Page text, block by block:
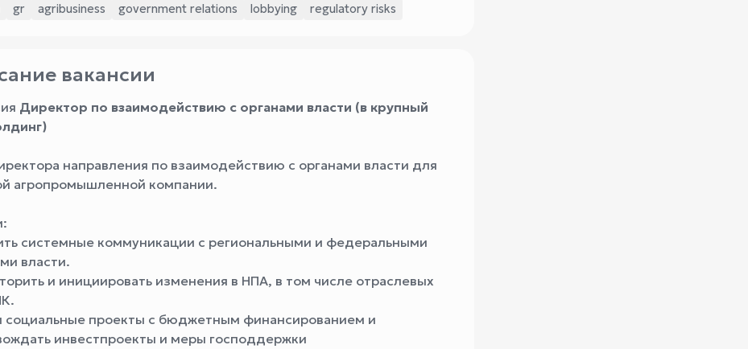
gr agribusiness government relations lobbying regulatory risks
вакансии
Директор по взаимодействию с органами власти (в крупный
направления по взаимодействию с органами власти для
агропромышленной компании.
системные коммуникации с региональными и федеральными
власти.
и инициировать изменения в НПА, в том числе отраслевых
социальные проекты с бюджетным финансированием и
инвестпроекты и меры господдержки